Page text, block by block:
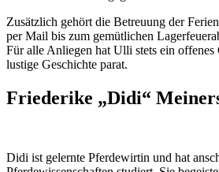
Zusätzlich gehört die Betreuung der
per Mail bis zum gemütlichen
Für alle Anliegen hat Ulli stets ein offenes
lustige Geschichte parat.
Friederike „Didi“
Didi ist gelernte Pferdewirtin und hat